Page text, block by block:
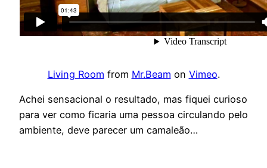
Living Room from Mr.Beam on Vimeo.
Achei sensacional o resultado, mas fiquei curioso
para ver como ficaria uma pessoa circulando pelo
ambiente, deve parecer um camaleão…